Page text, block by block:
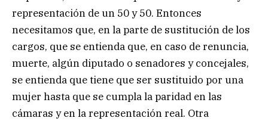
representación de un 50 y 50. Entonces
necesitamos que, en la parte de sustitución de los
cargos, que se entienda que, en caso de renuncia,
muerte, algún diputado o senadores y concejales,
se entienda que tiene que ser sustituido por una
mujer hasta que se cumpla la paridad en las
cámaras y en la representación real. Otra